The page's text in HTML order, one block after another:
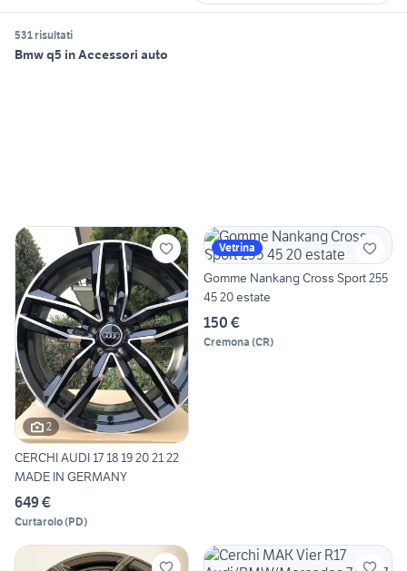
531 risultati
Bmw q5 in Accessori auto
2
CERCHI AUDI 17 18 19 20 21 22
MADE IN GERMANY
649 €
Curtarolo(PD)
Vetrina
Gomme Nankang Cross Sport 255
45 20 estate
150 €
Cremona (CR)